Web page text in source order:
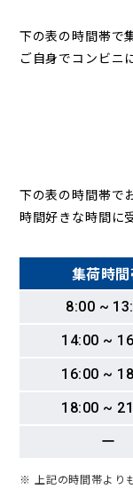
下の表の時間帯で
ご自身でコンビニ
下の表の時間帯で
時間好きな時間に
集荷時
8:00 ~
14:00 ~
16:00 ~
18:00 ~
ー
※ 上記の時間帯より